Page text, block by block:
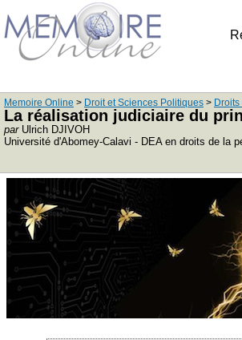
Memoire Online > Droit et Sciences Politiques >
La réalisation judiciaire du
parUlrich DJIVOH
Université d'Abomey-Calavi - DEA en droits de la